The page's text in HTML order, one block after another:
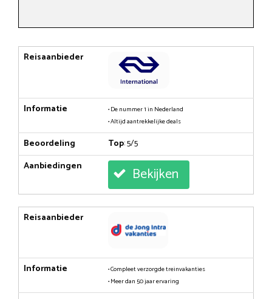
Reisaanbieder
Informatie
• De nummer 1 in Nederland
• Altijd aantrekkelijke deals
Beoordeling Top: 5/5
Aanbiedingen
Bekijken
Reisaanbieder
Informatie
• Compleet verzorgde treinvakanties
• Meer dan 50 jaar ervaring